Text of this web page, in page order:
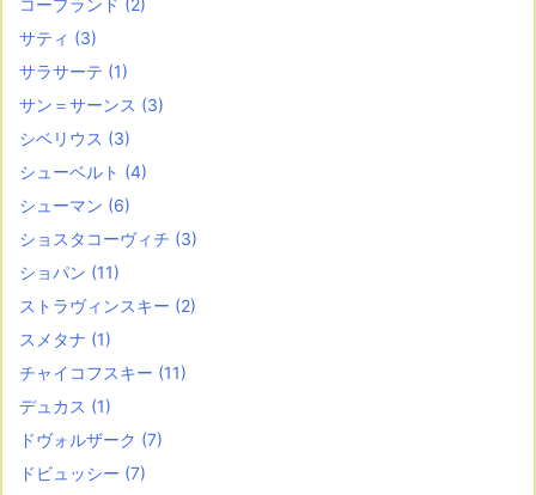
コープランド (2)
サティ (3)
サラサーテ (1)
サン＝サーンス (3)
シベリウス (3)
シューベルト (4)
シューマン (6)
ショスタコーヴィチ (3)
ショパン (11)
ストラヴィンスキー (2)
スメタナ (1)
チャイコフスキー (11)
デュカス (1)
ドヴォルザーク (7)
ドビュッシー (7)